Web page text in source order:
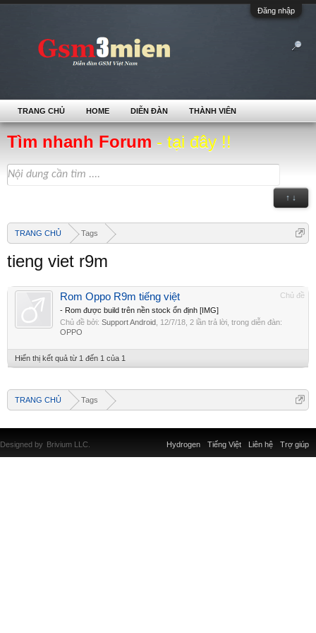
Đăng nhập
Tìm nhanh Forum - tại đây !!
↑ ↓
TRANG CHỦ Tags
tieng viet r9m
Chủ đề
Rom Oppo R9m tiếng việt
- Rom được build trên nền stock ổn định [IMG]
Chủ đề bởi: Support Android 12/7/18 , 2 lần trả lời, trong diễn đàn:
OPPO
Hiển thị kết quả từ 1 đến 1 của 1
TRANG CHỦ Tags
TRANG CHỦ HOME DIỄN ĐÀN THÀNH VIÊN
Liên hệ Trợ giúp
Hydrogen Tiếng Việt
Designed by Brivium LLC.